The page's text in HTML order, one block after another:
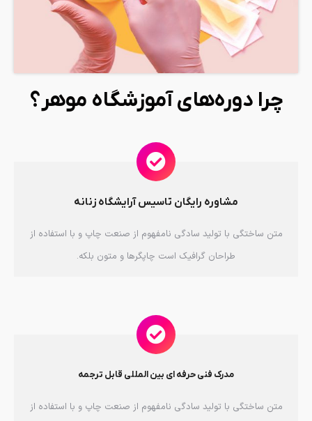
چرا دوره‌های آموزشگاه موهر؟
مشاوره رایگان تاسیس آرایشگاه زنانه
متن ساختگی با تولید سادگی نامفهوم از صنعت چاپ و با استفاده از
طراحان گرافیک است چاپگرها و متون بلکه.
مدرک فنی حرفه ای بین المللی قابل ترجمه
متن ساختگی با تولید سادگی نامفهوم از صنعت چاپ و با استفاده از